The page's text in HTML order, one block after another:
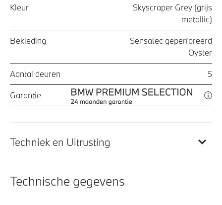
Kleur
Skyscraper Grey (grijs
metallic)
Bekleding
Sensatec geperforeerd
Oyster
Aantal deuren 5
Garantie
Techniek en Uitrusting
Technische gegevens